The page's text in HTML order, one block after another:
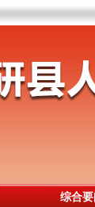
综合要